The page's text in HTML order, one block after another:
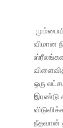
விமான
ஒரு
இரண்டு
நீதவான்